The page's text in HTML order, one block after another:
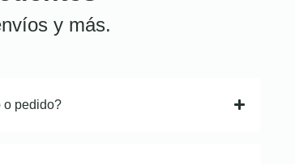
y más.
o pedido?